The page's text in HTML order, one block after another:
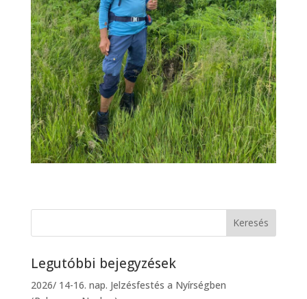
Legutóbbi bejegyzések
2026/ 14-16. nap. Jelzésfestés a Nyírségben